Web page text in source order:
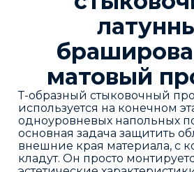
матовый
Т-образный стыковочный
используется на конечном
одноуровневых напольных
основная задача защитить
внешние края материала, с
кладут. Он просто